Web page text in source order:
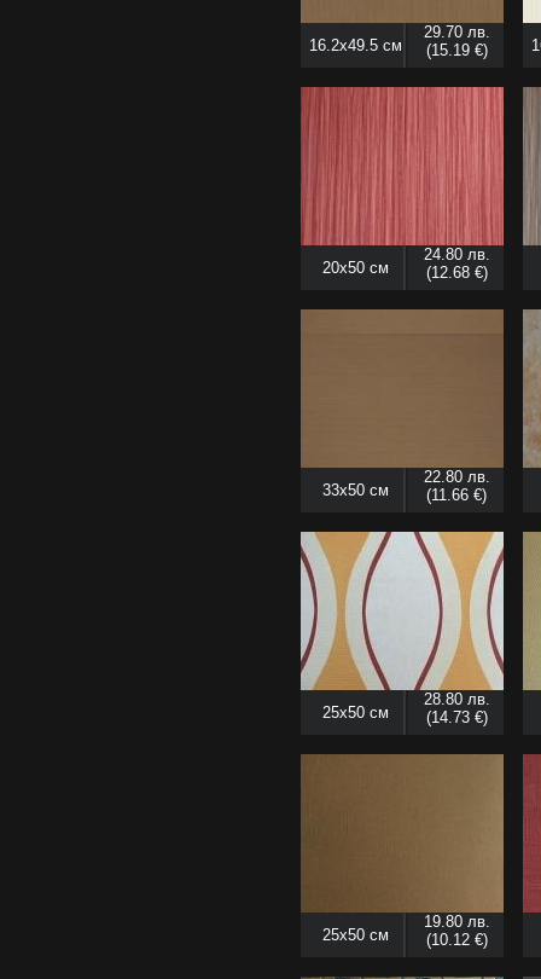
16.2x49.5 см
29.70 лв.
(15.19 €)
20x50 см
24.80 лв.
(12.68 €)
33x50 см
22.80 лв.
(11.66 €)
25x50 см
28.80 лв.
(14.73 €)
25x50 см
19.80 лв.
(10.12 €)